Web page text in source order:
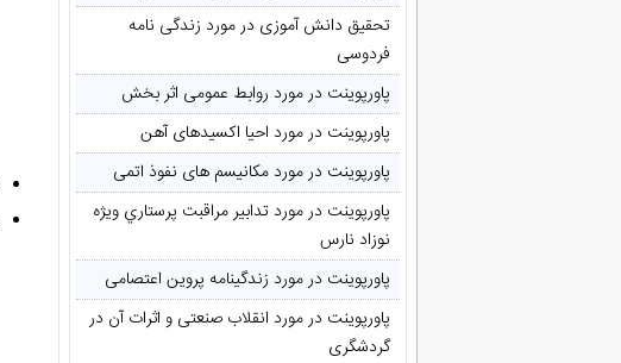
تحقیق دانش آموزی در مورد زندگی نامه
فردوسی
پاورپوینت در مورد روابط عمومی اثر بخش
پاورپوینت در مورد احیا اکسیدهای آهن
پاورپوینت در مورد مکانیسم های نفوذ اتمی
پاورپوینت در مورد تدابیر مراقبت پرستاري ويژه
نوزاد نارس
پاورپوینت در مورد زندگینامه پروین اعتصامی
پاورپوینت در مورد انقلاب صنعتی و اثرات آن در
گردشگری